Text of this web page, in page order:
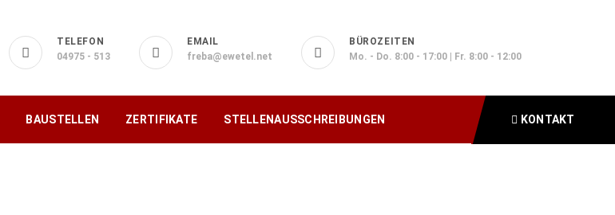
TELEFON
04975 - 513
EMAIL
freba@ewetel.net
BÜROZEITEN
Mo. - Do. 8:00 - 17:00 | Fr. 8:00 - 12:00
BAUSTELLEN ZERTIFIKATE STELLENAUSSCHREIBUNGEN KONTAKT